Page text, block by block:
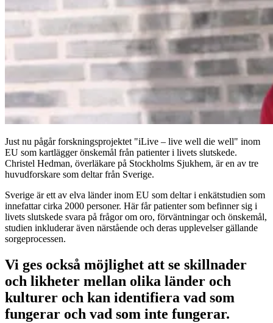
Just nu pågår forskningsprojektet "iLive – live well die well" inom
EU som kartlägger önskemål från patienter i livets slutskede.
Christel Hedman, överläkare på Stockholms Sjukhem, är en av tre
huvudforskare som deltar från Sverige.
Sverige är ett av elva länder inom EU som deltar i enkätstudien som
innefattar cirka 2000 personer. Här får patienter som befinner sig i
livets slutskede svara på frågor om oro, förväntningar och önskemål,
studien inkluderar även närstående och deras upplevelser gällande
sorgeprocessen.
Vi ges också möjlighet att se skillnader
och likheter mellan olika länder och
kulturer och kan identifiera vad som
fungerar och vad som inte fungerar.